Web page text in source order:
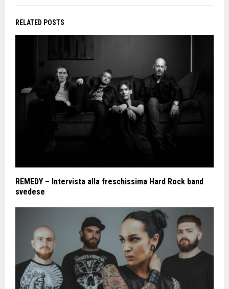
RELATED POSTS
REMEDY – Intervista alla freschissima Hard Rock band
svedese